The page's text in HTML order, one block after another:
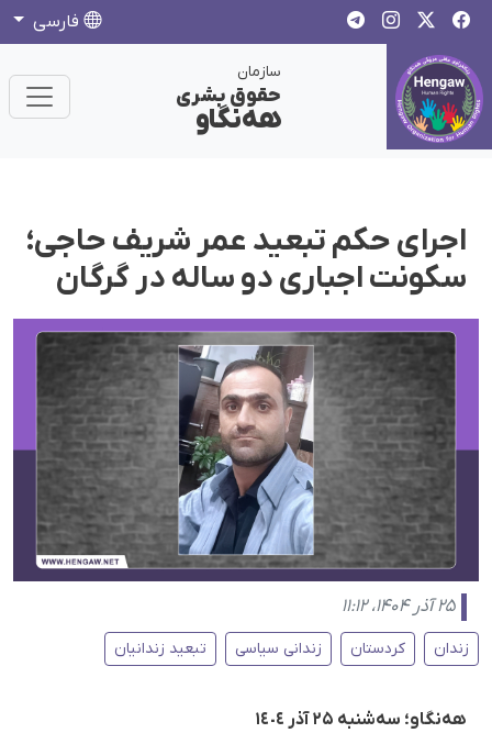
فارسی
سازمان
حقوق بشری
هەنگاو
اجرای حکم تبعید عمر شریف حاجی؛
سکونت اجباری دو ساله در گرگان
۲۵ آذر ۱۴۰۴، ۱۱:۱۲
زندان کردستان زندانی سیاسی تبعید زندانیان
هه‌نگاو؛ سه‌شنبه ۲۵ آذر ١٤٠٤